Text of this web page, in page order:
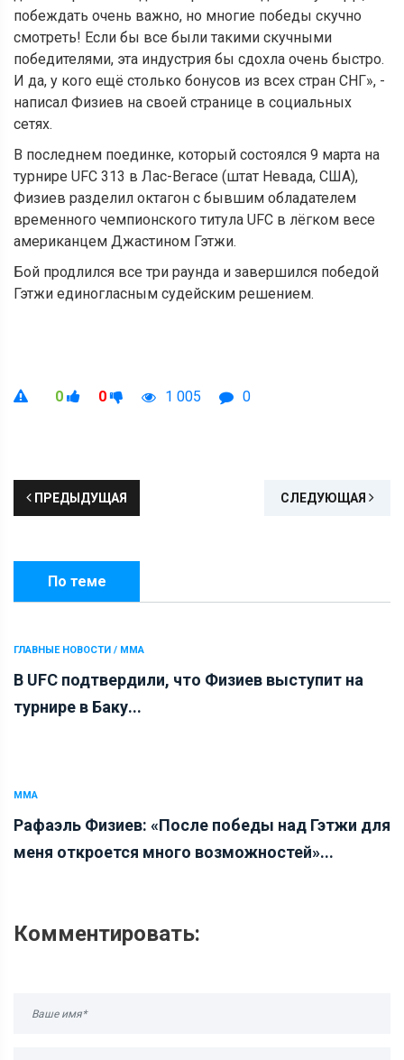
побеждать очень важно, но многие победы скучно
смотреть! Если бы все были такими скучными
победителями, эта индустрия бы сдохла очень быстро.
И да, у кого ещё столько бонусов из всех стран СНГ», -
написал Физиев на своей странице в социальных
сетях.
В последнем поединке, который состоялся 9 марта на
турнире UFC 313 в Лас-Вегасе (штат Невада, США),
Физиев разделил октагон с бывшим обладателем
временного чемпионского титула UFC в лёгком весе
американцем Джастином Гэтжи.
Бой продлился все три раунда и завершился победой
Гэтжи единогласным судейским решением.
0 0 1 005 0
ПРЕДЫДУЩАЯ СЛЕДУЮЩАЯ
По теме
ГЛАВНЫЕ НОВОСТИ / ММА
В UFC подтвердили, что Физиев выступит на
турнире в Баку...
ММА
Рафаэль Физиев: «После победы над Гэтжи для
меня откроется много возможностей»...
Комментировать: